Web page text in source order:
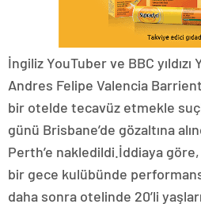
İngiliz YouTuber ve BBC
Andres Felipe Valencia
bir otelde tecavüz etmekle
günü Brisbane’de gözaltına
Perth’e nakledildi.İddiaya
bir gece kulübünde
daha sonra otelinde 20’li